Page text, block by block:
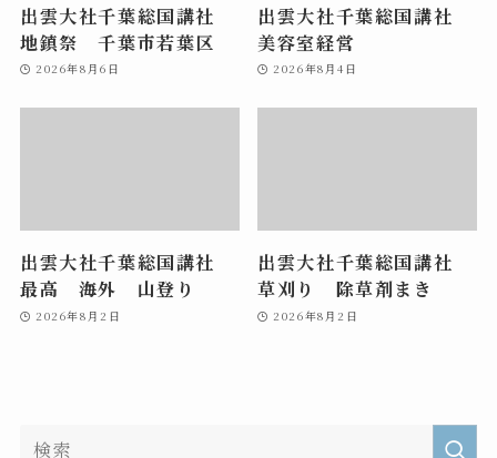
出雲大社千葉総国講社
地鎮祭 千葉市若葉区
2026年8月6日
出雲大社千葉総国講社
美容室経営
2026年8月4日
出雲大社千葉総国講社
最高 海外 山登り
2026年8月2日
出雲大社千葉総国講社
草刈り 除草剤まき
2026年8月2日